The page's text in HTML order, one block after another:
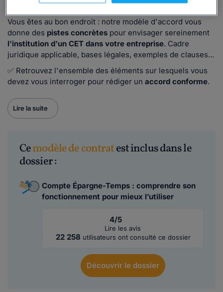
commencer à réfléchir ?
Vous êtes au bon endroit : notre modèle d'accord vous
donne des pistes concrètes pour envisager sereinement
l'institution d'un CET dans votre entreprise. Cadre
juridique applicable, bases légales, exemples de clauses...
✅ Retrouvez l'ensemble des éléments sur lesquels vous
devez vous interroger pour rédiger un accord conforme.
Lire la suite
Cemodèle de contratest inclus dans le
dossier :
Compte Épargne-Temps : comprendre son
fonctionnement pour mieux l’utiliser
4/5
Lire les avis
22 258 utilisateurs ont consulté ce dossier
Découvrirle dossier